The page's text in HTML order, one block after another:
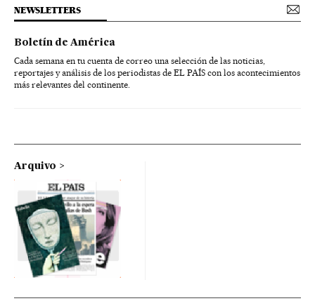
NEWSLETTERS
Boletín de América
Cada semana en tu cuenta de correo una selección de las noticias,
reportajes y análisis de los periodistas de EL PAÍS con los acontecimientos
más relevantes del continente.
Arquivo